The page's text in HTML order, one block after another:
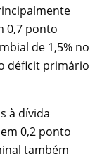
0,7 ponto
de 1,5% no
déficit primário
à dívida
0,2 ponto
também